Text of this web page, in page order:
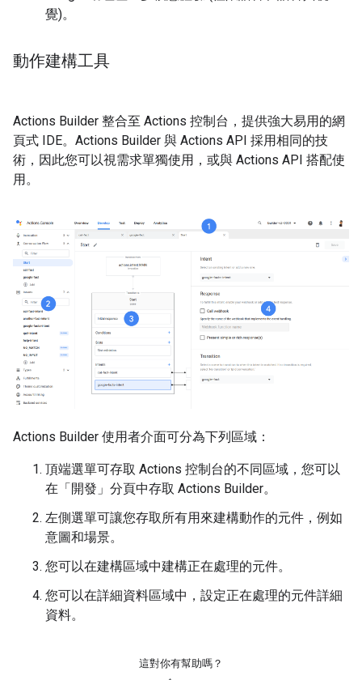
覺)。
動作建構工具
Actions Builder 整合至 Actions 控制台，提供強大易用的網
頁式 IDE。Actions Builder 與 Actions API 採用相同的技
術，因此您可以視需求單獨使用，或與 Actions API 搭配使
用。
Actions Builder 使用者介面可分為下列區域：
頂端選單可存取 Actions 控制台的不同區域，您可以
在「開發」 分頁中存取 Actions Builder。
左側選單可讓您存取所有用來建構動作的元件，例如
意圖和場景。
您可以在建構區域中建構正在處理的元件。
您可以在詳細資料區域中，設定正在處理的元件詳細
資料。
這對你有幫助嗎？